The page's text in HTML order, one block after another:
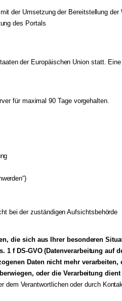
der Umsetzung der Bereitstellung der
des Portals
der Europäischen Union statt.
für maximal 90 Tage vorgehalten.
bei der zuständigen Aufsichtsbehörde
die sich aus Ihrer besonderen
1 f DS-GVO (Datenverarbeitung
Daten nicht mehr
oder die Verarbeitung
dem Verantwortlichen oder durch